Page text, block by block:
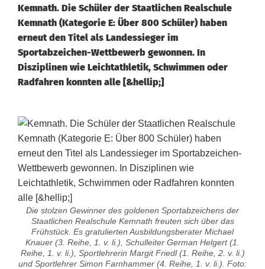
Kemnath. Die Schüler der Staatlichen Realschule
Kemnath (Kategorie E: Über 800 Schüler) haben
erneut den Titel als Landessieger im
Sportabzeichen-Wettbewerb gewonnen. In
Disziplinen wie Leichtathletik, Schwimmen oder
Radfahren konnten alle [&hellip;]
Die stolzen Gewinner des goldenen Sportabzeichens der
Staatlichen Realschule Kemnath freuten sich über das
Frühstück. Es gratulierten Ausbildungsberater Michael
Knauer (3. Reihe, 1. v. li.), Schulleiter German Helgert (1.
Reihe, 1. v. li.), Sportlehrerin Margit Friedl (1. Reihe, 2. v. li.)
und Sportlehrer Simon Farnhammer (4. Reihe, 1. v. li.). Foto: